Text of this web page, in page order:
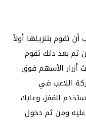
تقوم بتنزيلها أولاً
ثم بعد ذلك تقوم
أزرار الأسهم فوق
اللاعب في
للقفز، وعليك
عليه ومن ثم دخول